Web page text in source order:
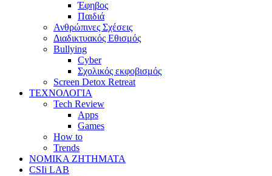
Έφηβος
Παιδιά
Ανθρώπινες Σχέσεις
Διαδικτυακός Εθισμός
Bullying
Cyber
Σχολικός εκφοβισμός
Screen Detox Retreat
ΤΕΧΝΟΛΟΓΙΑ
Tech Review
Apps
Games
How to
Trends
ΝΟΜΙΚΑ ΖΗΤΗΜΑΤΑ
CSIi LAB